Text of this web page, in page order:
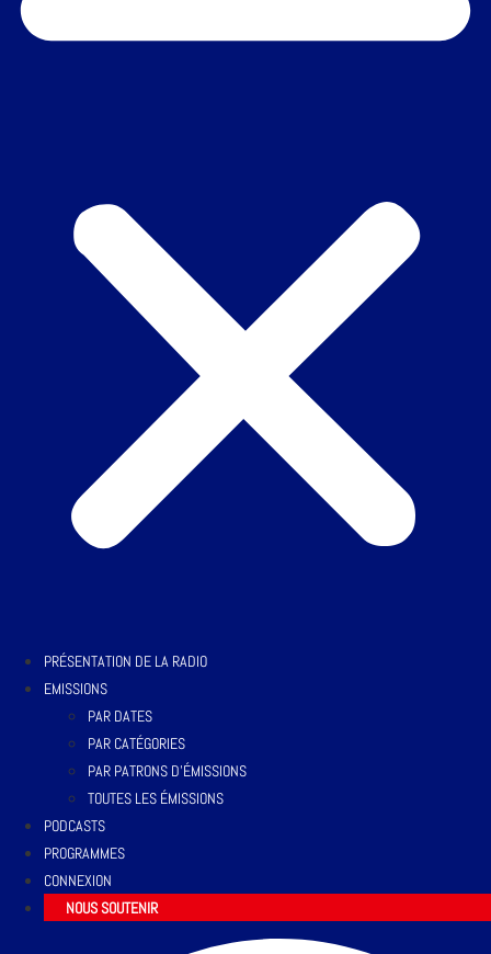
PRÉSENTATION DE LA RADIO
EMISSIONS
PAR DATES
PAR CATÉGORIES
PAR PATRONS D’ÉMISSIONS
TOUTES LES ÉMISSIONS
PODCASTS
PROGRAMMES
CONNEXION
NOUS SOUTENIR